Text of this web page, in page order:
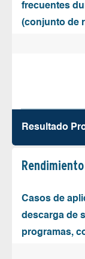
frecuentes
(conjunto de
Resultado
Rendimiento
Casos de
descarga de
programas,